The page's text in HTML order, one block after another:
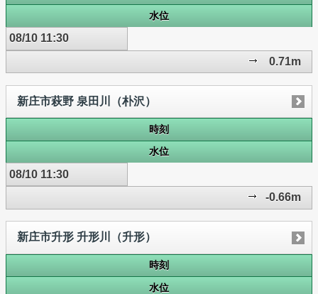
水位
08/10 11:30
0.71m
新庄市萩野 泉田川（朴沢）
時刻
水位
08/10 11:30
-0.66m
新庄市升形 升形川（升形）
時刻
水位